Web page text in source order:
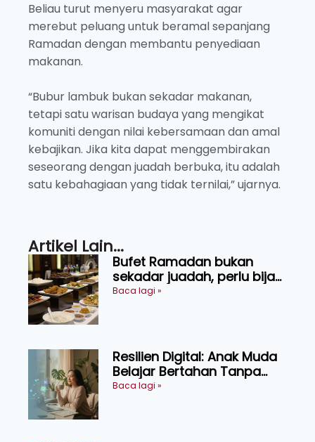
Beliau turut menyeru masyarakat agar
merebut peluang untuk beramal sepanjang
Ramadan dengan membantu penyediaan
makanan.
“Bubur lambuk bukan sekadar makanan,
tetapi satu warisan budaya yang mengikat
komuniti dengan nilai kebersamaan dan amal
kebajikan. Jika kita dapat menggembirakan
seseorang dengan juadah berbuka, itu adalah
satu kebahagiaan yang tidak ternilai,” ujarnya.
Artikel Lain...
Bufet Ramadan bukan
sekadar juadah, perlu bijak
memilih dan selamat
Baca lagi »
Resilien Digital: Anak Muda
Belajar Bertahan Tanpa
Perlu Menekan Diri
Baca lagi »